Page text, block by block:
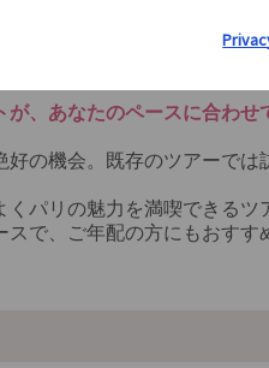
、あなたのペースに合わ
の機会。既存のツアーで
くパリの魅力を満喫できるツ
で、ご年配の方にもおすす